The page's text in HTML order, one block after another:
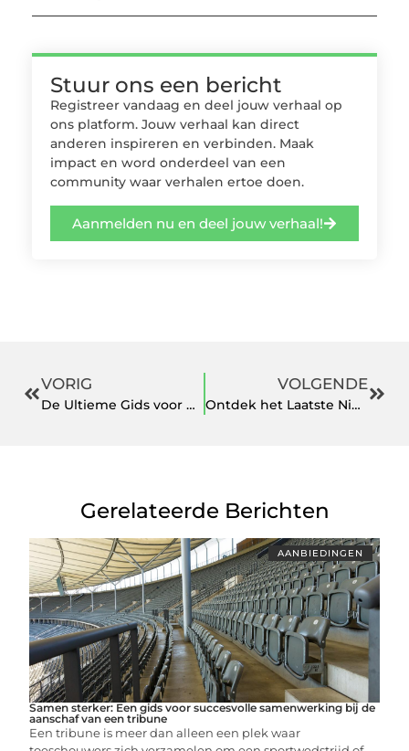
Stuur ons een bericht
Registreer vandaag en deel jouw verhaal op
ons platform. Jouw verhaal kan direct
anderen inspireren en verbinden. Maak
impact en word onderdeel van een
community waar verhalen ertoe doen.
Aanmelden nu en deel jouw verhaal!
VORIG
De Ultieme Gids voor het Vinden van een Grafisch Ontwerper in Haarlemmermeer
VOLGENDE
Ontdek het Laatste Nieuws in Schiedam voor een Levendige Gemeenschap
Gerelateerde Berichten
AANBIEDINGEN
Samen sterker: Een gids voor succesvolle samenwerking bij de
aanschaf van een tribune
Een tribune is meer dan alleen een plek waar